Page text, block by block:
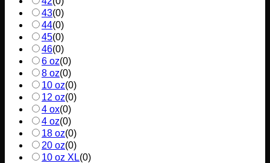
43(0)
44(0)
45(0)
46(0)
6 oz(0)
8 oz(0)
10 oz(0)
12 oz(0)
4 ox(0)
4 oz(0)
18 oz(0)
20 oz(0)
10 oz XL(0)